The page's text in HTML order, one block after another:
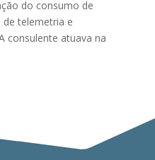
do consumo de
de telemetria e
consulente atuava na